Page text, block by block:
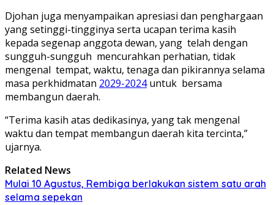
Djohan juga menyampaikan apresiasi dan penghargaan
yang setinggi-tingginya serta ucapan terima kasih
kepada segenap anggota dewan, yang telah dengan
sungguh-sungguh mencurahkan perhatian, tidak
mengenal tempat, waktu, tenaga dan pikirannya selama
masa perkhidmatan 2029-2024untuk bersama
membangun daerah.
“Terima kasih atas dedikasinya, yang tak mengenal
waktu dan tempat membangun daerah kita tercinta,”
ujarnya.
Related News
Mulai 10 Agustus, Rembiga berlakukan sistem satu arah
selama sepekan